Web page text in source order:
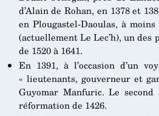
d’Alain de Rohan, en 1378 et
en Plougastel-Daoulas, à
(actuellement Le Lec’h), un
de 1520 à 1641.
En 1391, à l’occasion d’un
« lieutenants, gouverneur et
Guyomar Manfuric. Le
réformation de 1426.